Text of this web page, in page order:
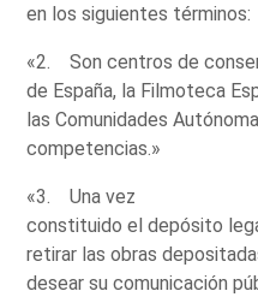
en los siguientes términos:
«2. Son centros de
de España, la Filmoteca
las Comunidades
competencias.»
«3. Una vez
constituido el depósito
retirar las obras
desear su comunicación